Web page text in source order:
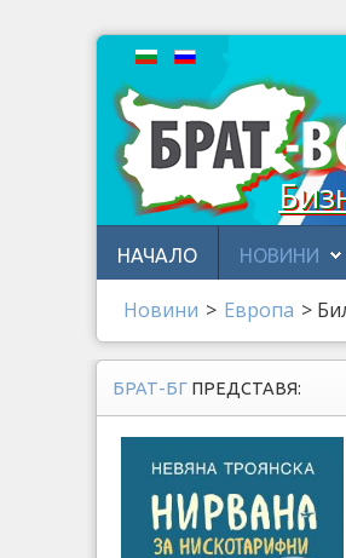
НАЧАЛО НОВИНИ
Новини > Европа >
БРАТ-БГ ПРЕДСТАВЯ: